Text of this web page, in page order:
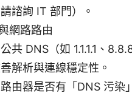
諮詢 IT 部門）。
網路路由
共 DNS（如 1.1.1.1、
解析與連線穩定性。
由器是否有「DNS 污染